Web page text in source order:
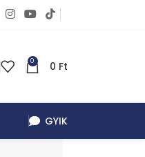
0 0 Ft
GYIK